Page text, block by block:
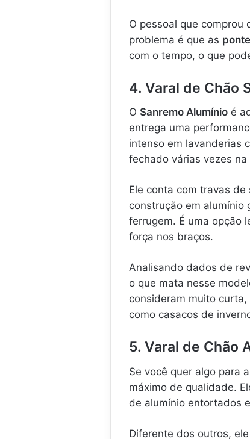
O pessoal que comprou
problema é que as
com o tempo, o que
4. Varal de Chão
O Sanremo Alumínio é
entrega uma
intenso em lavanderias
fechado várias vezes na
Ele conta com travas
construção em alumínio
ferrugem. É uma opção
força nos braços.
Analisando dados de
o que mata nesse
consideram muito
como casacos de
5. Varal de Chão
Se você quer algo para
máximo de qualidade.
de alumínio entortados
Diferente dos outros,